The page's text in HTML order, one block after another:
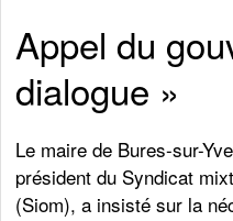
Appel du
dialogue »
Le maire de Bures-sur-
président du Syndicat
(Siom), a insisté sur la